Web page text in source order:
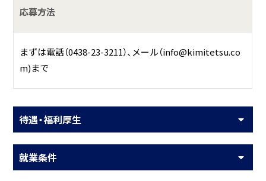
応募方法
まずは電話（0438-23-3211）、メール（info@kimitetsu.co
m)まで
待遇・福利厚生
就業条件